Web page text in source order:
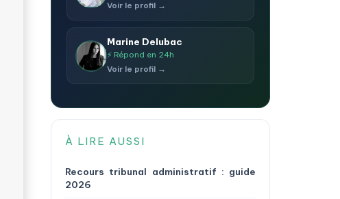
Voir le profil →
Marine Delubac
⚡ Répond en 24h
Voir le profil →
À LIRE AUSSI
Recours tribunal administratif : guide
2026